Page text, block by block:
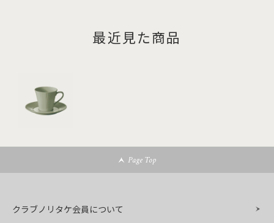
最近見た商品
Page Top
クラブノリタケ会員について